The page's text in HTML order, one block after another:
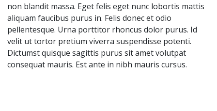
non blandit massa. Eget felis eget nunc lobortis mattis
aliquam faucibus purus in. Felis donec et odio
pellentesque. Urna porttitor rhoncus dolor purus. Id
velit ut tortor pretium viverra suspendisse potenti.
Dictumst quisque sagittis purus sit amet volutpat
consequat mauris. Est ante in nibh mauris cursus.